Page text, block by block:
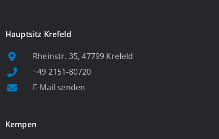
Hauptsitz Krefeld
Rheinstr. 35, 47799 Krefeld
+49 2151-80720
E-Mail senden
Kempen